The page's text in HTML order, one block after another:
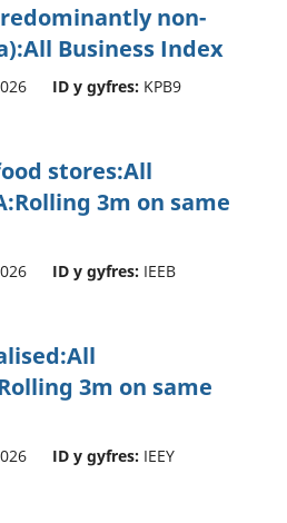
non-
Business Index
ID y gyfres: KPB9
stores:All
3m on same
ID y gyfres: IEEB
3m on same
ID y gyfres: IEEY